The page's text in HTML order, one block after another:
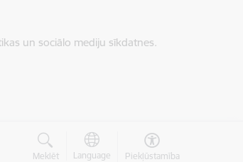
un sociālo mediju sīkdatnes.
Meklēt Language Piekļūstamība